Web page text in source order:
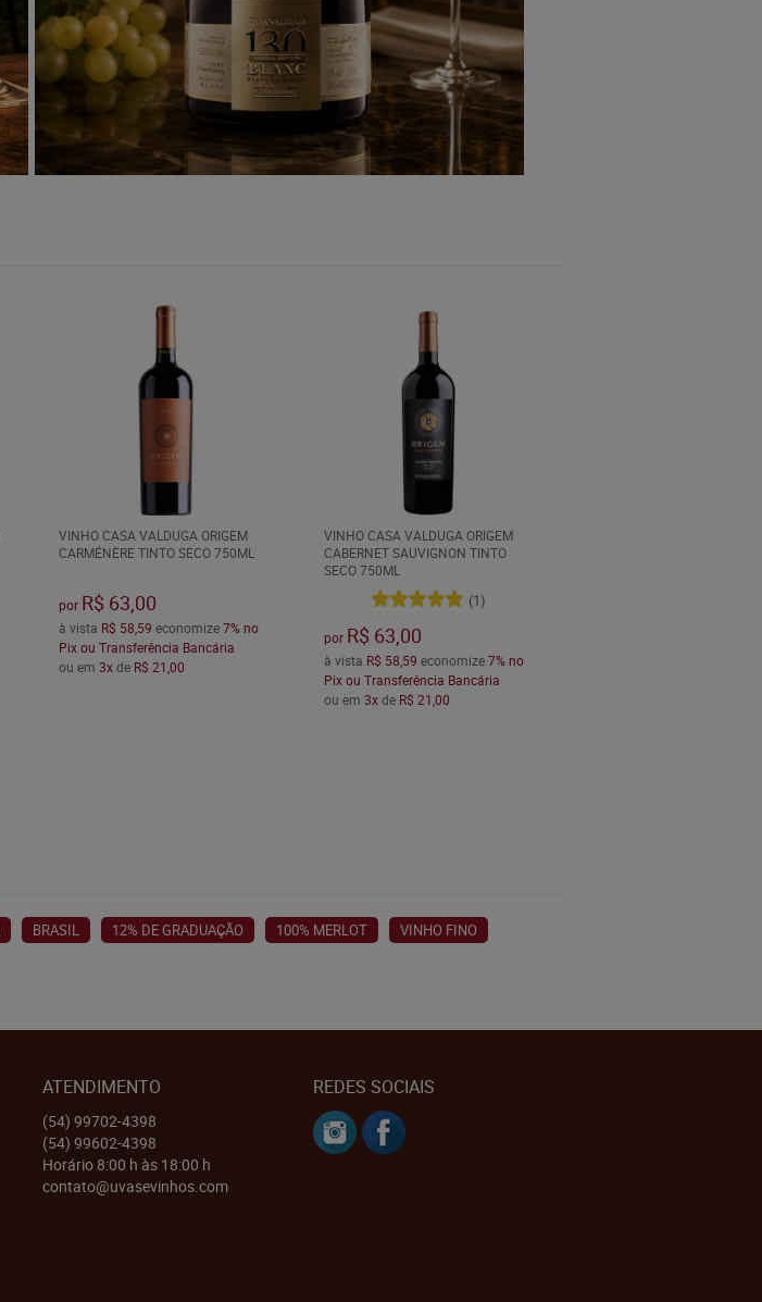
VINHO CASA VALDUGA ORIGEM
CARMÉNÈRE TINTO SECO 750ML
por R$ 63,00
à vista R$ 58,59 economize7% no
Pix ou Transferência Bancária
ou em 3xde R$ 21,00
VINHO CASA VALDUGA ORIGEM
CABERNET SAUVIGNON TINTO
SECO 750ML
(1)
por R$ 63,00
à vista R$ 58,59 economize7% no
Pix ou Transferência Bancária
ou em 3xde R$ 21,00
BRASIL 12% DE GRADUAÇÃO 100% MERLOT VINHO FINO
ATENDIMENTO
(54) 99702-4398
(54) 99602-4398
Horário 8:00 h às 18:00 h
contato@uvasevinhos.com
REDES SOCIAIS